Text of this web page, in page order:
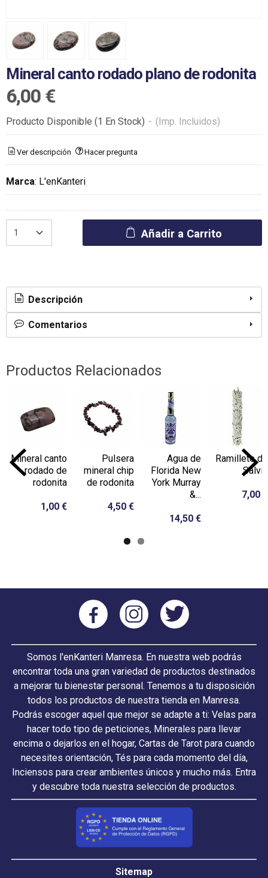
Mineral canto rodado plano de rodonita
6,00 €
Producto Disponible (1 En Stock) - (Imp. Incluidos)
Ver descripción Hacer pregunta
Marca: L'enKanteri
Añadir a Carrito
Descripción
Comentarios
Productos Relacionados
Mineral canto
rodado de
rodonita
1,00 €
Pulsera
mineral chip
de rodonita
4,50 €
Agua de
Florida New
York Murray
&...
14,50 €
Ramillete de
Salvia
7,00 €
Somos l'enKanteri Manresa. En nuestra web podrás
encontrar toda una gran variedad de productos destinados
a mejorar tu bienestar personal. Tenemos a tu disposición
todos los productos de nuestra tienda en Manresa.
Podrás escoger aquel que mejor se adapte a ti: Velas para
hacer todo tipo de peticiones, Minerales para llevar
encima o dejarlos en el hogar, Cartas de Tarot para cuando
necesites orientación, Tés para cada momento del día,
Inciensos para crear ambientes únicos y mucho más. Entra
y descubre toda nuestra selección de productos.
Sitemap